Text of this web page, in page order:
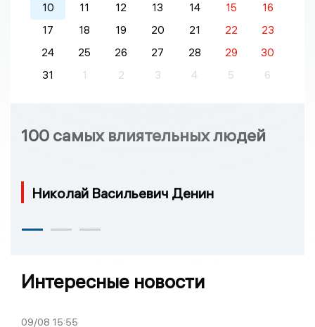
10
11 12 13 14 15
16
17
18 19 20 21 22
23
24
25 26 27 28 29
30
31
1 2 3 4 5 6
100 самых влиятельных людей
Николай Васильевич Денин
Интересные новости
09/08 15:55